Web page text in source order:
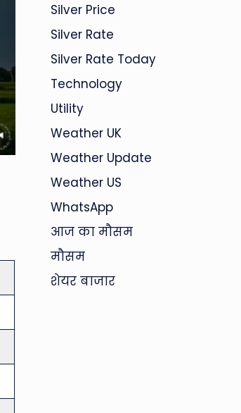
Silver Price
Silver Rate
Silver Rate Today
Technology
Utility
Weather UK
Weather Update
Weather US
WhatsApp
आज का मौसम
मौसम
शेयर बाजार